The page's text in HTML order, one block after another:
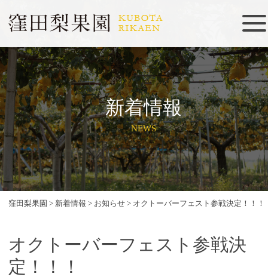
新着情報
NEWS
窪田梨果園 > 新着情報 > お知らせ > オクトーバーフェスト参戦決定！！！
オクトーバーフェスト参戦決
定！！！